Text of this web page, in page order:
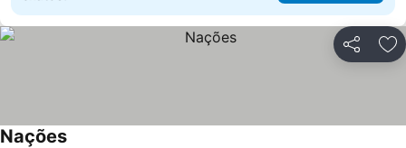
Partilhar
Nações